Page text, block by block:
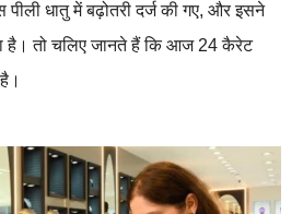
धातु में बढ़ोतरी दर्ज की गए, और इसने
है। तो चलिए जानते हैं कि आज 24 कैरेट